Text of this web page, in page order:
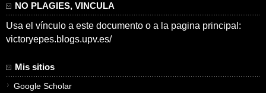
NO PLAGIES, VINCULA
Usa el vínculo a este documento o a la pagina principal:
victoryepes.blogs.upv.es/
Mis sitios
Google Scholar